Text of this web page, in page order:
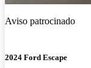
Aviso patrocinado
2024 Ford Escape